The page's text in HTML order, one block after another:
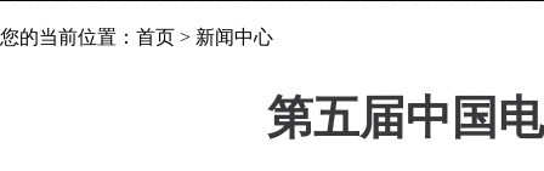
您的当前位置：首页 > 新闻中心
第五届中国